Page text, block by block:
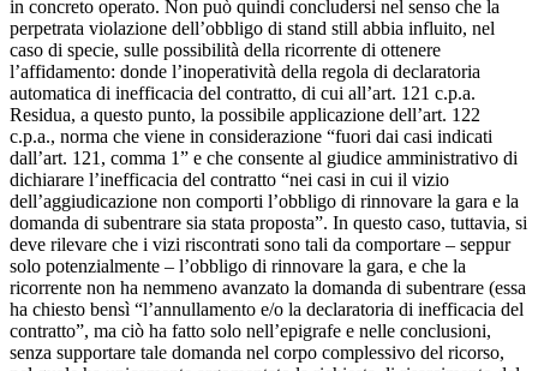
in concreto operato. Non può quindi concludersi nel senso che la
perpetrata violazione dell’obbligo di stand still abbia influito, nel
caso di specie, sulle possibilità della ricorrente di ottenere
l’affidamento: donde l’inoperatività della regola di declaratoria
automatica di inefficacia del contratto, di cui all’art. 121 c.p.a.
Residua, a questo punto, la possibile applicazione dell’art. 122
c.p.a., norma che viene in considerazione “fuori dai casi indicati
dall’art. 121, comma 1” e che consente al giudice amministrativo di
dichiarare l’inefficacia del contratto “nei casi in cui il vizio
dell’aggiudicazione non comporti l’obbligo di rinnovare la gara e la
domanda di subentrare sia stata proposta”. In questo caso, tuttavia, si
deve rilevare che i vizi riscontrati sono tali da comportare – seppur
solo potenzialmente – l’obbligo di rinnovare la gara, e che la
ricorrente non ha nemmeno avanzato la domanda di subentrare (essa
ha chiesto bensì “l’annullamento e/o la declaratoria di inefficacia del
contratto”, ma ciò ha fatto solo nell’epigrafe e nelle conclusioni,
senza supportare tale domanda nel corpo complessivo del ricorso,